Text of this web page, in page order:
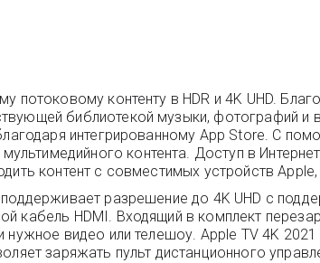
контенту в HDR и 4K UHD.
библиотекой музыки, фотографий
интегрированному App Store. С
контента. Доступ в
контент с совместимых устройств
разрешение до 4K UHD с
кабель HDMI. Входящий в комплект
видео или телешоу. Apple TV 4K
заряжать пульт дистанционного